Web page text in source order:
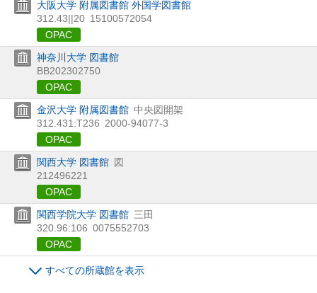
大阪大学 附属図書館 外国学図書館
312.43||20 15100572054
OPAC
神奈川大学 図書館
BB202302750
OPAC
金沢大学 附属図書館 中央図開架
312.431:T236 2000-94077-3
OPAC
関西大学 図書館 図
212496221
OPAC
関西学院大学 図書館 三田
320.96:106 0075552703
OPAC
すべての所蔵館を表示